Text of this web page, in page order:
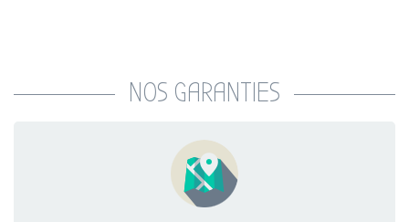
NOS GARANTIES